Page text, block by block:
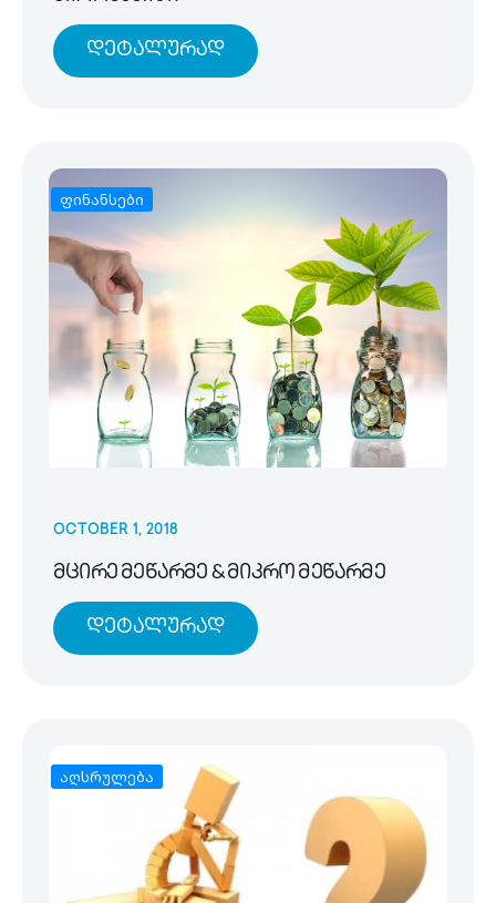
Დეტალურად
ფინანსები
OCTOBER 1, 2018
მცირე მეწარმე & მიკრო მეწარმე
Დეტალურად
აღსრულება